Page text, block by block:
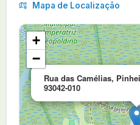
Mapa de Localização
Rua das Camélias,
93042-010
+
−